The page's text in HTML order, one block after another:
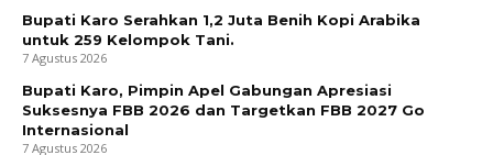
Bupati Karo Serahkan 1,2 Juta Benih Kopi Arabika
untuk 259 Kelompok Tani.
7 Agustus 2026
Bupati Karo, Pimpin Apel Gabungan Apresiasi
Suksesnya FBB 2026 dan Targetkan FBB 2027 Go
Internasional
7 Agustus 2026